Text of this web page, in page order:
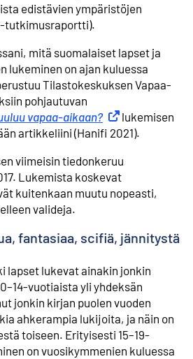
edistävien ympäristöjen
tutkimusraportti).
mitä suomalaiset lapset ja
lukeminen on ajan kuluessa
Tilastokeskuksen Vapaa-
pohjautuvan
vapaa-aikaan?Ulkoinen linkki
lukemisen
artikkeliini (Hanifi 2021).
viimeisin tiedonkeruu
Lukemista koskevat
kuitenkaan muutu nopeasti,
valideja.
fantasiaa, scifiä, jännitystä
lapset lukevat ainakin jonkin
vuotiaista yli yhdeksän
jonkin kirjan puolen vuoden
ahkerampia lukijoita, ja näin on
toiseen. Erityisesti 15–19-
on vuosikymmenien kuluessa